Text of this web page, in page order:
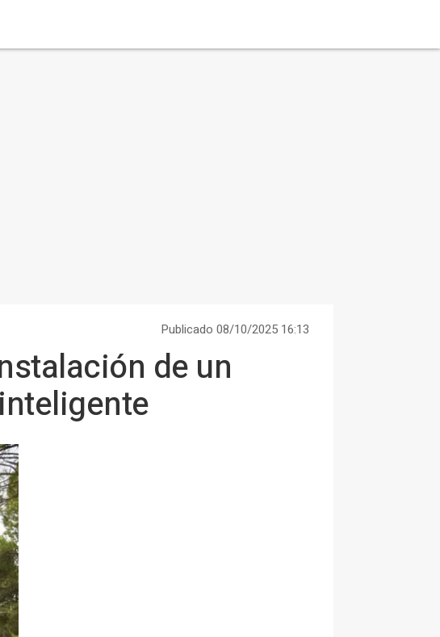
Publicado 08/10/2025 16:13
de un